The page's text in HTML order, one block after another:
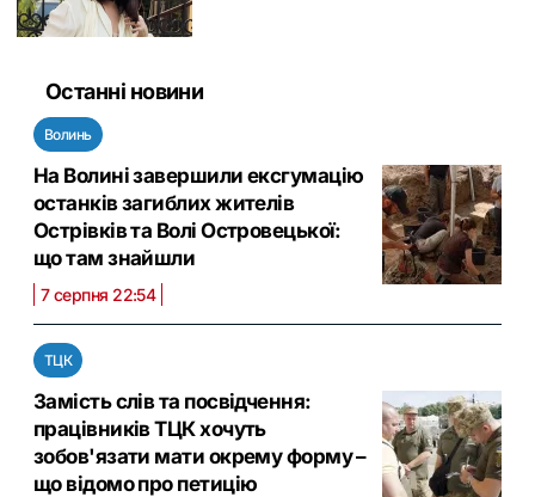
Останні новини
Волинь
На Волині завершили ексгумацію
останків загиблих жителів
Острівків та Волі Островецької:
що там знайшли
7 серпня 22:54
ТЦК
Замість слів та посвідчення:
працівників ТЦК хочуть
зобов'язати мати окрему форму –
що відомо про петицію